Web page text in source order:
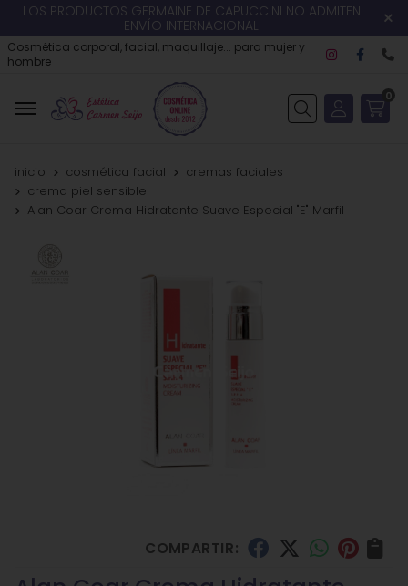
LOS PRODUCTOS GERMAINE DE CAPUCCINI NO ADMITEN
ENVÍO INTERNACIONAL
Cosmética corporal, facial, maquillaje... para mujer y
hombre
Buscar
0
inicio cosmética facial
cremas faciales
crema piel sensible
Alan Coar Crema Hidratante Suave Especial "E" Marfil
COMPARTIR: